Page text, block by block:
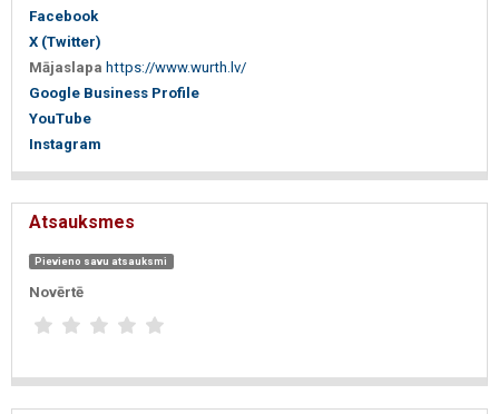
Facebook
X (Twitter)
Mājaslapa https://www.wurth.lv/
Google Business Profile
YouTube
Instagram
Atsauksmes
Pievieno savu atsauksmi
Novērtē